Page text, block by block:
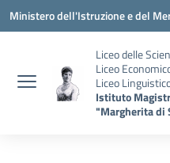
Vai ai contenuti
Vai al menu di navigazione
Vai al footer
Ministero dell'Istruzione e del
Liceo delle
Liceo
Liceo
Istituto
"Margherita di